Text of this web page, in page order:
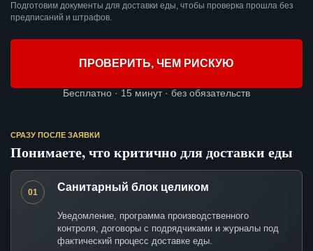
Подготовим документы для доставки еды, чтобы проверка прошла без
предписаний и штрафов.
ПРОВЕРИТЬ, ЧЕМ РИСКУЮ
Бесплатно · 15 минут · без обязательств
СРАЗУ ПОСЛЕ ЗАЯВКИ
Понимаете, что критично для доставки еды
01 Санитарный блок целиком
Уведомление, программа производственного
контроля, договоры с подрядчиками и журналы под
фактический процесс доставке еды.